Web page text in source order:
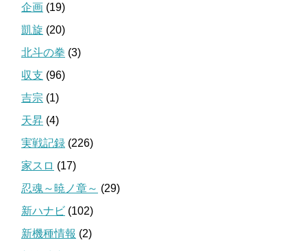
企画 (19)
凱旋 (20)
北斗の拳 (3)
収支 (96)
吉宗 (1)
天昇 (4)
実戦記録 (226)
家スロ (17)
忍魂～暁ノ章～ (29)
新ハナビ (102)
新機種情報 (2)